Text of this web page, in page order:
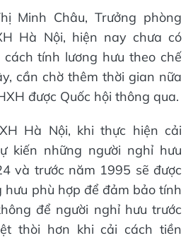
Minh Châu, Trưởng phòng
Hà Nội, hiện nay chưa có
tính lương hưu theo chế
cần chờ thêm thời gian nữa
được Quốc hội thông qua.
Hà Nội, khi thực hiện cải
kiến những người nghỉ hưu
và trước năm 1995 sẽ được
phù hợp để đảm bảo tính
để người nghỉ hưu trước
thòi hơn khi cải cách tiền